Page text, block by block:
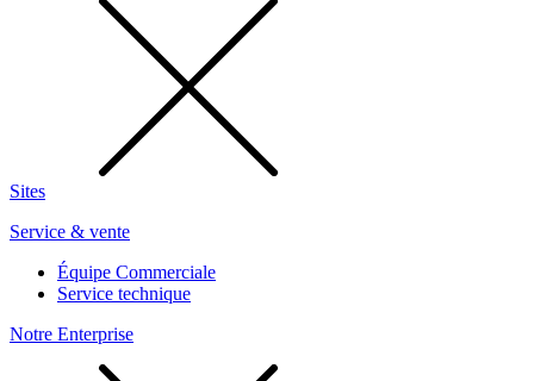
Sites
Service & vente
Équipe Commerciale
Service technique
Notre Enterprise